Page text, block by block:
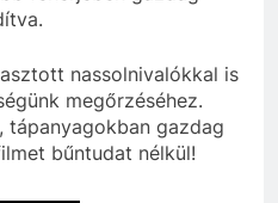
nassolnivalókkal is
megőrzéséhez.
tápanyagokban gazdag
bűntudat nélkül!